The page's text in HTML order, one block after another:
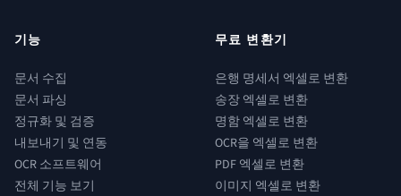
기능
문서 수집
문서 파싱
정규화 및 검증
내보내기 및 연동
OCR 소프트웨어
전체 기능 보기
무료 변환기
은행 명세서 엑셀로 변환
송장 엑셀로 변환
명함 엑셀로 변환
OCR을 엑셀로 변환
PDF 엑셀로 변환
이미지 엑셀로 변환